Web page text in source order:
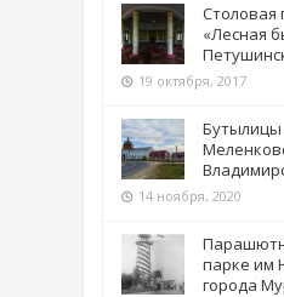
Столовая
«Лесная
19 октября, 2017
Бутылицы
14 ноября, 2020
парке им
города